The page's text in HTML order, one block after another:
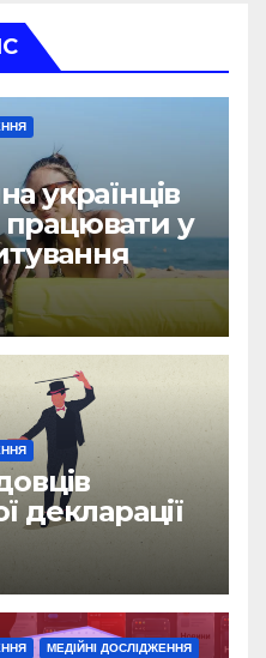
українців
у
декларації
МЕДІЙНІ ДОСЛІДЖЕННЯ